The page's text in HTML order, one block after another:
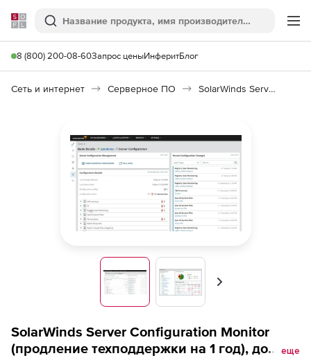
Softline
Поиск
8 (800) 200-08-60Запрос ценыИнферитБлог
Сеть и интернет Серверное ПО SolarWinds Server Configuration Monitor
Вперед
SolarWinds Server Configuration Monitor
(продление техподдержки на 1 год), до
еще